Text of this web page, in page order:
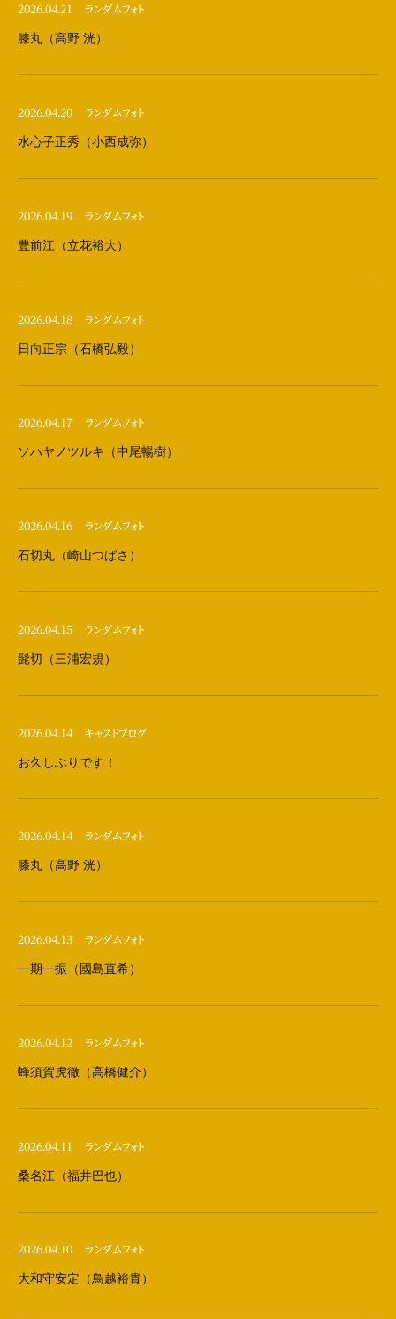
2026.04.21 ランダムフォト
膝丸（高野 洸）
2026.04.20 ランダムフォト
水心子正秀（小西成弥）
2026.04.19 ランダムフォト
豊前江（立花裕大）
2026.04.18 ランダムフォト
日向正宗（石橋弘毅）
2026.04.17 ランダムフォト
ソハヤノツルキ（中尾暢樹）
2026.04.16 ランダムフォト
石切丸（崎山つばさ）
2026.04.15 ランダムフォト
髭切（三浦宏規）
2026.04.14 キャストブログ
お久しぶりです！
2026.04.14 ランダムフォト
膝丸（高野 洸）
2026.04.13 ランダムフォト
一期一振（國島直希）
2026.04.12 ランダムフォト
蜂須賀虎徹（高橋健介）
2026.04.11 ランダムフォト
桑名江（福井巴也）
2026.04.10 ランダムフォト
大和守安定（鳥越裕貴）